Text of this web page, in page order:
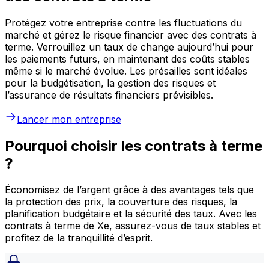
Protégez votre entreprise contre les fluctuations du
marché et gérez le risque financier avec des contrats à
terme. Verrouillez un taux de change aujourd’hui pour
les paiements futurs, en maintenant des coûts stables
même si le marché évolue. Les présailles sont idéales
pour la budgétisation, la gestion des risques et
l’assurance de résultats financiers prévisibles.
Lancer mon entreprise
Pourquoi choisir les contrats à terme
?
Économisez de l’argent grâce à des avantages tels que
la protection des prix, la couverture des risques, la
planification budgétaire et la sécurité des taux. Avec les
contrats à terme de Xe, assurez-vous de taux stables et
profitez de la tranquillité d’esprit.